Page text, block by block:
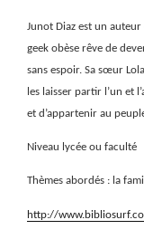
Junot Diaz est un
geek obèse rêve de
sans espoir. Sa sœur
les laisser partir l’un et
et d’appartenir au
Niveau lycée ou faculté
Thèmes abordés : la
http://